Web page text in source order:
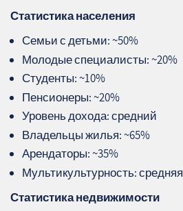
Статистика населения
Семьи с детьми: ~50%
Молодые специалисты: ~20%
Студенты: ~10%
Пенсионеры: ~20%
Уровень дохода: средний
Владельцы жилья: ~65%
Арендаторы: ~35%
Мультикультурность: средняя
Статистика недвижимости